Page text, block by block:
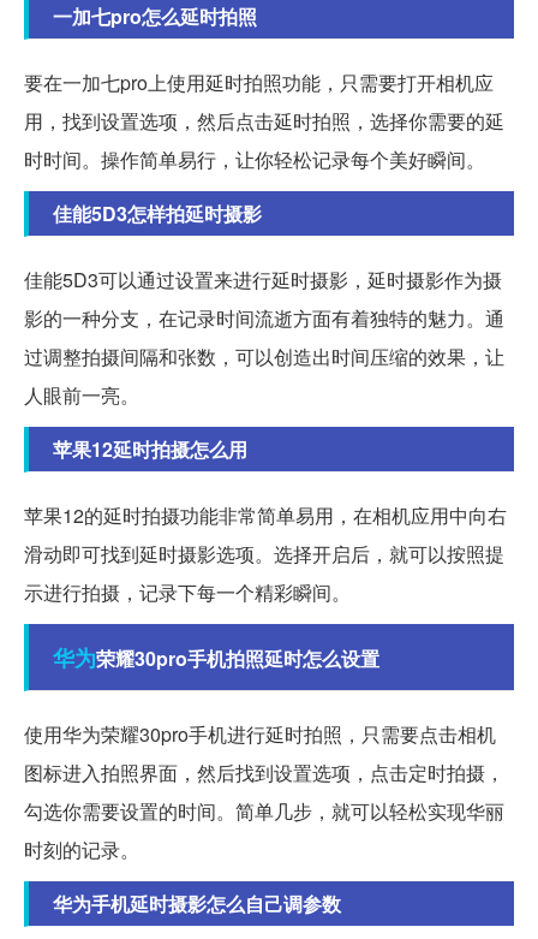
一加七pro怎么延时拍照
要在一加七pro上使用延时拍照功能，只需要打开相机应
用，找到设置选项，然后点击延时拍照，选择你需要的延
时时间。操作简单易行，让你轻松记录每个美好瞬间。
佳能5D3怎样拍延时摄影
佳能5D3可以通过设置来进行延时摄影，延时摄影作为摄
影的一种分支，在记录时间流逝方面有着独特的魅力。通
过调整拍摄间隔和张数，可以创造出时间压缩的效果，让
人眼前一亮。
苹果12延时拍摄怎么用
苹果12的延时拍摄功能非常简单易用，在相机应用中向右
滑动即可找到延时摄影选项。选择开启后，就可以按照提
示进行拍摄，记录下每一个精彩瞬间。
华为荣耀30pro手机拍照延时怎么设置
使用华为荣耀30pro手机进行延时拍照，只需要点击相机
图标进入拍照界面，然后找到设置选项，点击定时拍摄，
勾选你需要设置的时间。简单几步，就可以轻松实现华丽
时刻的记录。
华为手机延时摄影怎么自己调参数